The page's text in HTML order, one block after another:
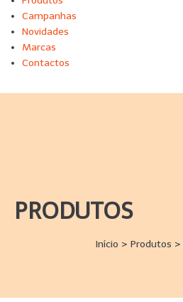
Campanhas
Novidades
Marcas
Contactos
PRODUTOS
Início > Produtos >